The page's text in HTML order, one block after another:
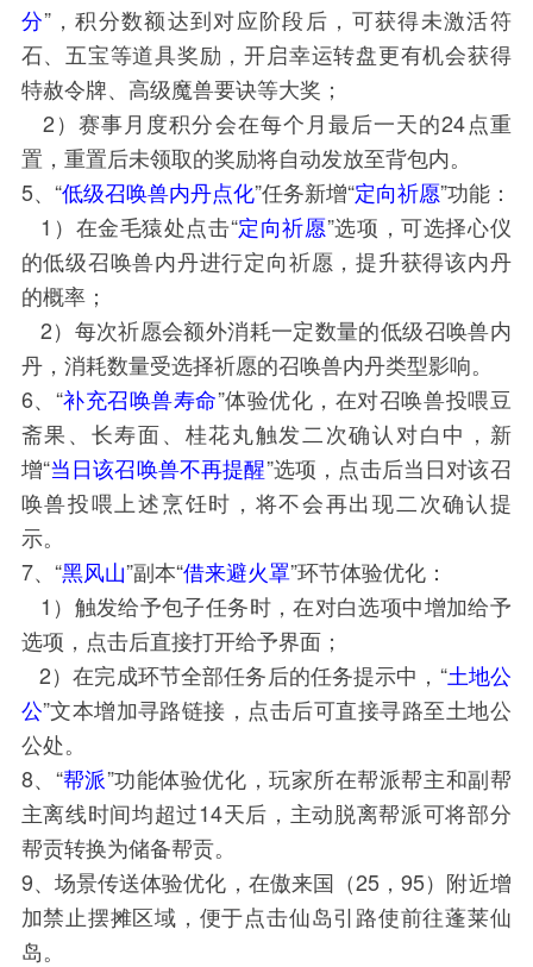
分”，积分数额达到对应阶段后，可获得未激活符
石、五宝等道具奖励，开启幸运转盘更有机会获得
特赦令牌、高级魔兽要诀等大奖；
2）赛事月度积分会在每个月最后一天的24点重
置，重置后未领取的奖励将自动发放至背包内。
5、“低级召唤兽内丹点化”任务新增“定向祈愿”功能：
1）在金毛猿处点击“定向祈愿”选项，可选择心仪
的低级召唤兽内丹进行定向祈愿，提升获得该内丹
的概率；
2）每次祈愿会额外消耗一定数量的低级召唤兽内
丹，消耗数量受选择祈愿的召唤兽内丹类型影响。
6、“补充召唤兽寿命”体验优化，在对召唤兽投喂豆
斋果、长寿面、桂花丸触发二次确认对白中，新
增“当日该召唤兽不再提醒”选项，点击后当日对该召
唤兽投喂上述烹饪时，将不会再出现二次确认提
示。
7、“黑风山”副本“借来避火罩”环节体验优化：
1）触发给予包子任务时，在对白选项中增加给予
选项，点击后直接打开给予界面；
2）在完成环节全部任务后的任务提示中，“土地公
公”文本增加寻路链接，点击后可直接寻路至土地公
公处。
8、“帮派”功能体验优化，玩家所在帮派帮主和副帮
主离线时间均超过14天后，主动脱离帮派可将部分
帮贡转换为储备帮贡。
9、场景传送体验优化，在傲来国（25，95）附近增
加禁止摆摊区域，便于点击仙岛引路使前往蓬莱仙
岛。